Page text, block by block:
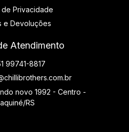
de Privacidade
e Devoluções
Atendimento
99741-8817
novo 1992 - Centro -
RS